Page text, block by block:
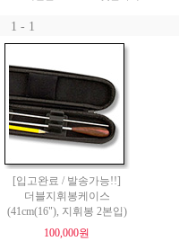
1 - 1
[입고완료 / 발송가능!!]
더블지휘봉케이스
(41cm(16"), 지휘봉 2본입)
100,000원